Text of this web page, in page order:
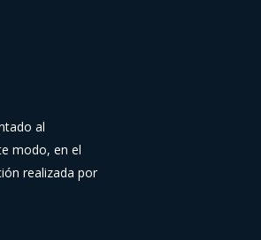
al
modo, en el
realizada por